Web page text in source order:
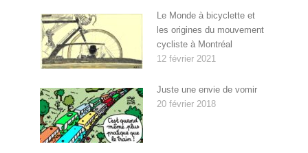
Le Monde à bicyclette et
les origines du mouvement
cycliste à Montréal
12 février 2021
Juste une envie de vomir
20 février 2018